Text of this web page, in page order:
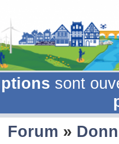
sont
Forum »